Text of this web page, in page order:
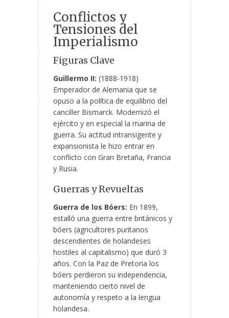
Conflictos y
Tensiones del
Imperialismo
Figuras Clave
Guillermo II: (1888-1918)
Emperador de Alemania que se
opuso a la política de equilibrio del
canciller Bismarck. Modernizó el
ejército y en especial la marina de
guerra. Su actitud intransigente y
expansionista le hizo entrar en
conflicto con Gran Bretaña, Francia
y Rusia.
Guerras y Revueltas
Guerra de los Bóers: En 1899,
estalló una guerra entre británicos y
bóers (agricultores puritanos
descendientes de holandeses
hostiles al capitalismo) que duró 3
años. Con la Paz de Pretoria los
bóers perdieron su independencia,
manteniendo cierto nivel de
autonomía y respeto a la lengua
holandesa.